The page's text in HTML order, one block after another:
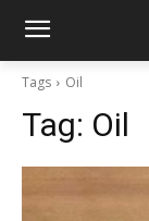
Tags Oil
Tag: Oil